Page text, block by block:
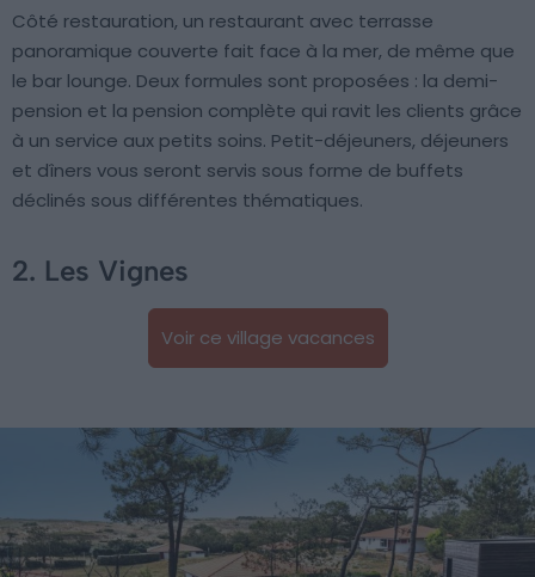
Côté restauration, un restaurant avec terrasse
panoramique couverte fait face à la mer, de même que
le bar lounge. Deux formules sont proposées : la demi-
pension et la pension complète qui ravit les clients grâce
à un service aux petits soins. Petit-déjeuners, déjeuners
et dîners vous seront servis sous forme de buffets
déclinés sous différentes thématiques.
2. Les Vignes
Voir ce village vacances